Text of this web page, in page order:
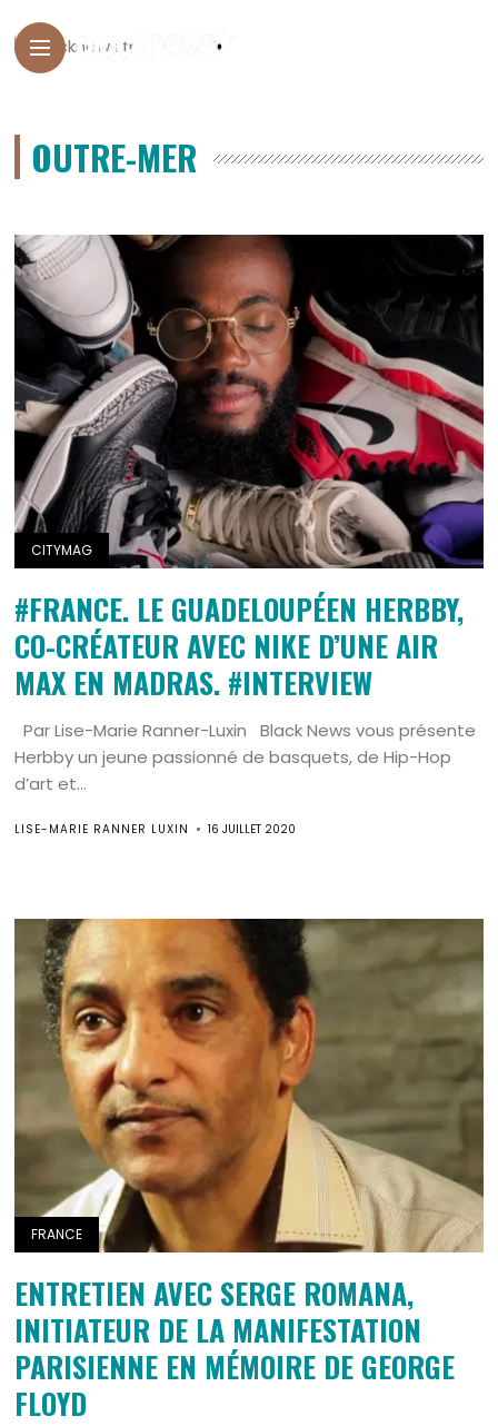
OUTRE-MER
CITYMAG
#FRANCE. LE GUADELOUPÉEN HERBBY,
CO-CRÉATEUR AVEC NIKE D’UNE AIR
MAX EN MADRAS. #INTERVIEW
Par Lise-Marie Ranner-Luxin Black News vous présente
Herbby un jeune passionné de basquets, de Hip-Hop
d’art et...
LISE-MARIE RANNER LUXIN 16 JUILLET 2020
FRANCE
ENTRETIEN AVEC SERGE ROMANA,
INITIATEUR DE LA MANIFESTATION
PARISIENNE EN MÉMOIRE DE GEORGE
FLOYD